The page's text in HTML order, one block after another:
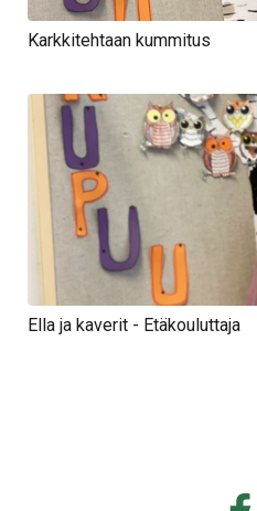
Karkkitehtaan kummitus
Ella ja kaverit - Etäkouluttaja
Jaa